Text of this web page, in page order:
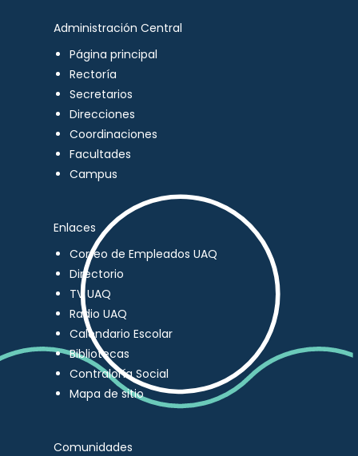
Administración Central
Página principal
Rectoría
Secretarios
Direcciones
Coordinaciones
Facultades
Campus
Enlaces
Correo de Empleados UAQ
Directorio
TV UAQ
Radio UAQ
Calendario Escolar
Bibliotecas
Contraloría Social
Mapa de sitio
Comunidades